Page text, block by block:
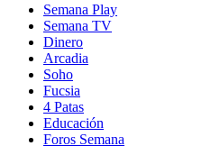
Semana Play
Semana TV
Dinero
Arcadia
Soho
in
new
window
Fucsia
in
new
window
4 Patas
Educación
Foros Semana